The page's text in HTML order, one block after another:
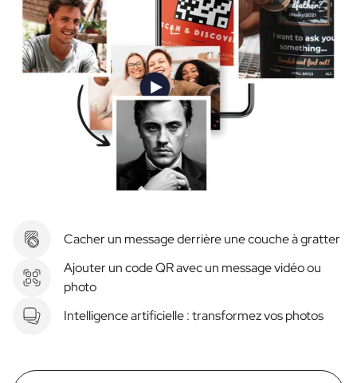
Cacher un message derrière une couche à gratter
Ajouter un code QR avec un message vidéo ou
photo
Intelligence artificielle : transformez vos photos